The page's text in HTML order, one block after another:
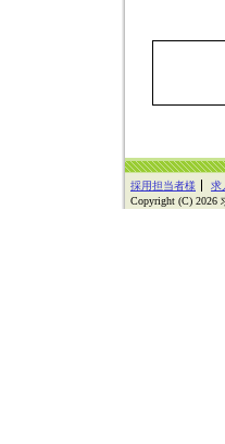
採用担当者様 求
Copyright (C) 2026